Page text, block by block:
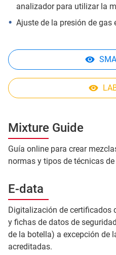
analizador para utilizar la
Ajuste de la presión de gas
Mixture Guide
Guía online para crear
normas y tipos de técnicas
E-data
Digitalización de certificados
y fichas de datos de
de la botella) a excepción de
acreditadas.